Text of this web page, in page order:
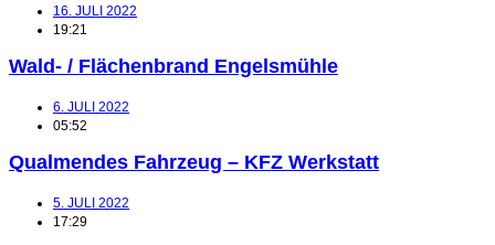
16. JULI 2022
19:21
Wald- / Flächenbrand Engelsmühle
6. JULI 2022
05:52
Qualmendes Fahrzeug – KFZ Werkstatt
5. JULI 2022
17:29